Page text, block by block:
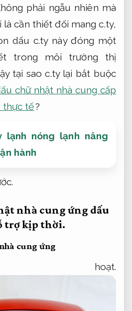
phải ngẫu nhiên mà
cần thiết đối mang c.ty,
dấu c.ty này đóng một
trong môi trường thị
tại sao c.ty lại bắt buộc
chữ nhật nhà cung cấp
thực tế?
lạnh nóng lạnh nâng
hành
nhà cung ứng dấu
trợ kịp thời.
cung ứng
hoạt.